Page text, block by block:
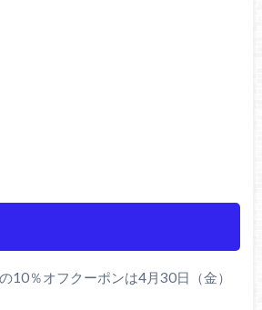
10％オフクーポンは4月30日（金）